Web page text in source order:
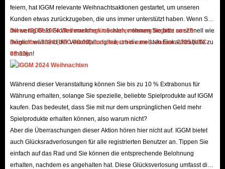
Geschwindigkeitsgefühl zum kleinsten Preis.
Sichere Transaktionen: IGGM ist durch eine zuverlässige SSL-
Verschlüsselung geschützt, und unser Lieferprozess durchläuft mehrere
Sicherheitsüberprüfungen, um die Sicherheit und den Datenschutz Ihres
Geschäftsbeziehungen, und Integrität ist unser Fundament. Daher ist
IGGM der sicherste Ort für den Kauf Ihrer Forza Horizon 6-Autos!
Rückerstattungsgarantie: Wir bieten zudem umfassende
Kundendienstleistungen an. Sollte sich die Lieferung aufgrund
unvorhersehbarer Faktoren verzögern, können Sie jederzeit vor
Eintreffen der Ware eine Rückerstattung beantragen. Ihr Geld ist sicher
feiern, hat IGGM relevante Weihnachtsaktionen gestartet, um unseren
Kunden etwas zurückzugeben, die uns immer unterstützt haben. Wenn Sie
mit wenig Geld Großes erreichen möchten, nehmen Sie bitte so schnell wie
möglich während der Veranstaltung teil, um die meisten Einkaufsrabatte zu
erhalten!
Diese IGGM 2024 Weihnachtsglücksradverlosung beginnt am 23.
Dezember 2024 (UTC-08:00) und dauert bis zum 1. Januar 2025 (UTC-
08:00).
Während dieser Veranstaltung können Sie bis zu 10 % Extrabonus für
Währung erhalten, solange Sie spezielle, beliebte Spielprodukte auf IGGM
kaufen. Das bedeutet, dass Sie mit nur dem ursprünglichen Geld mehr
Spielprodukte erhalten können, also warum nicht?
Aber die Überraschungen dieser Aktion hören hier nicht auf. IGGM bietet
auch Glücksradverlosungen für alle registrierten Benutzer an. Tippen Sie
einfach auf das Rad und Sie können die entsprechende Belohnung
erhalten, nachdem es angehalten hat. Diese Glücksverlosung umfasst die